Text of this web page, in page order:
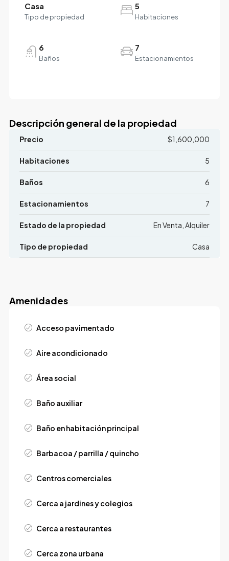
Casa
Tipo de propiedad
5
Habitaciones
6
Baños
7
Estacionamientos
Descripción general de la propiedad
Precio $1,600,000
Habitaciones 5
Baños 6
Estacionamientos 7
Estado de la propiedad En Venta, Alquiler
Tipo de propiedad Casa
Amenidades
Acceso pavimentado
Aire acondicionado
Área social
Baño auxiliar
Baño en habitación principal
Barbacoa / parrilla / quincho
Centros comerciales
Cerca a jardines y colegios
Cerca a restaurantes
Cerca zona urbana